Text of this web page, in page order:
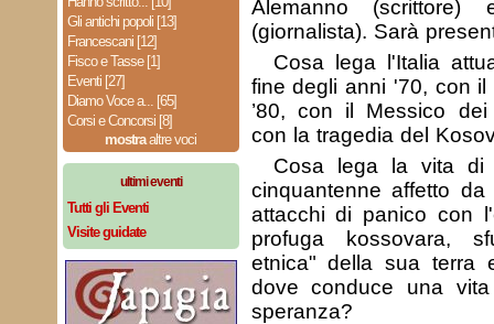
Gli antichi popoli [13]
Francescani [12]
Fisco e Tasse [1]
Eventi [27]
Diamo Voce a... [65]
Corsi e Concorsi [8]
mostraaltre voci
ultimi eventi
Tutti gli Eventi
Visite guidate
Alemanno (scrittore)
(giornalista). Sarà
Cosa lega l'Italia
fine degli anni '70, con
’80, con il Messico
con la tragedia del
Cosa lega la vita di
cinquantenne affetto
attacchi di panico con
profuga kossovara,
etnica" della sua terra
dove conduce una
speranza?